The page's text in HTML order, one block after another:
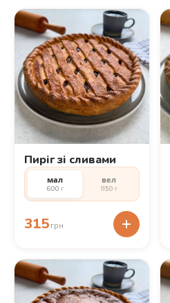
Пиріг зі сливами
мал
600 г
вел
1150 г
315 грн